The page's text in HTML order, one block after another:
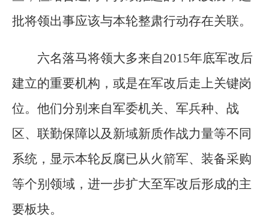
批将领出事应该与本轮整肃行动存在关联。
六名落马将领大多来自2015年底军改后
建立的重要机构，或是在军改后走上关键岗
位。他们分别来自军委机关、军兵种、战
区、联勤保障以及新域新质作战力量等不同
系统，显示本轮反腐已从火箭军、装备采购
等个别领域，进一步扩大至军改后形成的主
要板块。